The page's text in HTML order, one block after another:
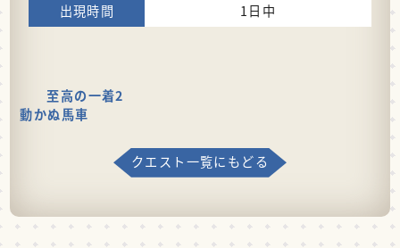
1日中
至高の一着2
動かぬ馬車
クエスト一覧にもどる